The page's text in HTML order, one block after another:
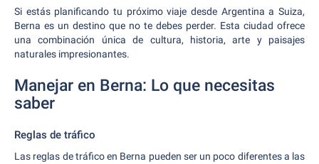
Si estás planificando tu próximo viaje desde Argentina a Suiza,
Berna es un destino que no te debes perder. Esta ciudad ofrece
una combinación única de cultura, historia, arte y paisajes
naturales impresionantes.
Manejar en Berna: Lo que necesitas
saber
Reglas de tráfico
Las reglas de tráfico en Berna pueden ser un poco diferentes a las